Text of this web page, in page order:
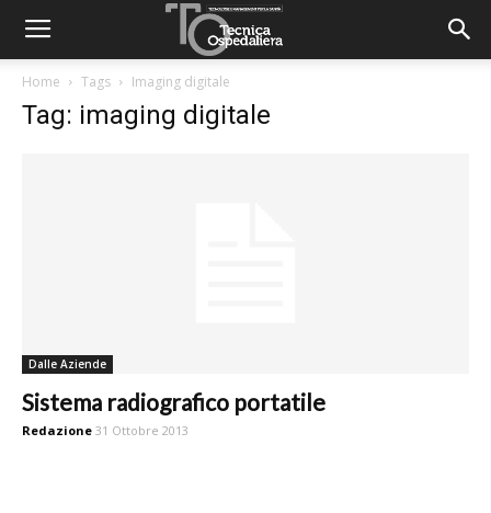
Home Tags Imaging digitale
Tag: imaging digitale
Dalle Aziende
Sistema radiografico portatile
Redazione 31 Ottobre 2013